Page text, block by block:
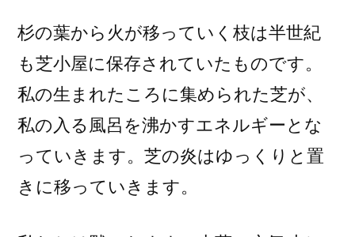
杉の葉から火が移っていく枝は半世紀
も芝小屋に保存されていたものです。
私の生まれたころに集められた芝が、
私の入る風呂を沸かすエネルギーとな
っていきます。芝の炎はゆっくりと置
きに移っていきます。